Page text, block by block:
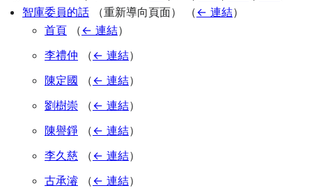
智庫委員的話 （重新導向頁面） （← 連結）
首頁
（← 連結）
李禮仲
（← 連結）
陳定國
（← 連結）
劉樹崇
（← 連結）
陳譽錚
（← 連結）
李久慈
（← 連結）
古承濬
（← 連結）